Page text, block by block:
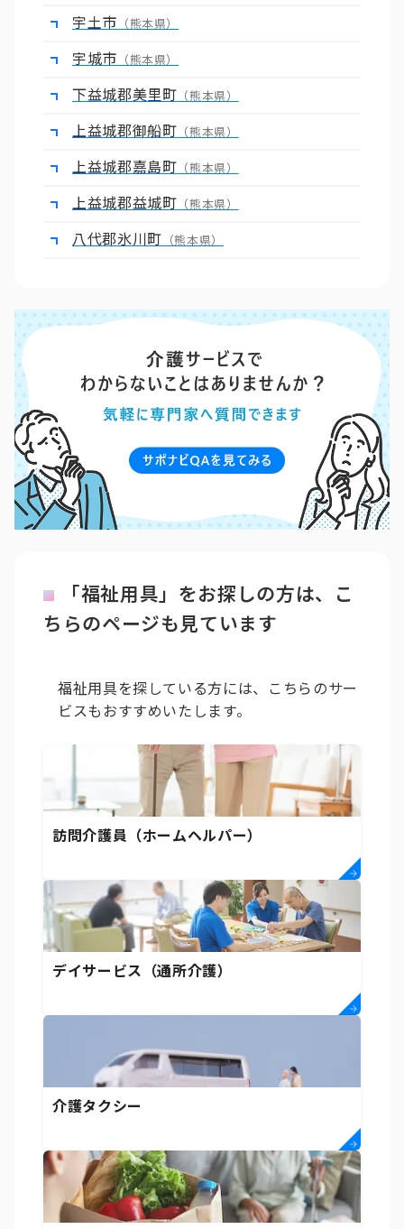
宇土市 （熊本県）
宇城市 （熊本県）
下益城郡美里町 （熊本県）
上益城郡御船町 （熊本県）
上益城郡嘉島町 （熊本県）
上益城郡益城町 （熊本県）
八代郡氷川町 （熊本県）
「福祉用具」をお探しの方は、こ
ちらのページも見ています
福祉用具を探している方には、こちらのサー
ビスもおすすめいたします。
訪問介護員（ホームヘルパー）
デイサービス（通所介護）
介護タクシー